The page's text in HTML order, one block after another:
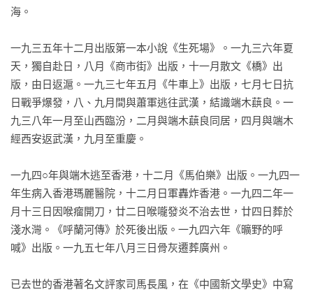
海。
一九三五年十二月出版第一本小說《生死場》。一九三六年夏
天，獨自赴日，八月《商市街》出版，十一月散文《橋》出
版，由日返滬。一九三七年五月《牛車上》出版，七月七日抗
日戰爭爆發，八、九月間與蕭軍逃往武漢，結識端木蕻良。一
九三八年一月至山西臨汾，二月與端木蕻良同居，四月與端木
經西安返武漢，九月至重慶。
一九四○年與端木逃至香港，十二月《馬伯樂》出版。一九四一
年生病入香港瑪麗醫院，十二月日軍轟炸香港。一九四二年一
月十三日因喉瘤開刀，廿二日喉嚨發炎不治去世，廿四日葬於
淺水灣。《呼蘭河傳》於死後出版。一九四六年《曠野的呼
喊》出版。一九五七年八月三日骨灰遷葬廣州。
已去世的香港著名文評家司馬長風，在《中國新文學史》中寫